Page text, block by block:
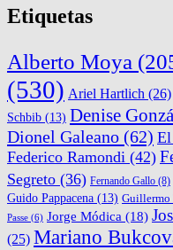
Etiquetas
Alberto Moya
(530) Ariel Hartlich (26)
Schbib (13) Denise
Dionel Galeano (62)
Federico Ramondi (42)
Segreto (36) Fernando Gallo (8)
Guido Pappacena (13) Guillermo
Passe (6) Jorge Módica (18)
(25) Mariano